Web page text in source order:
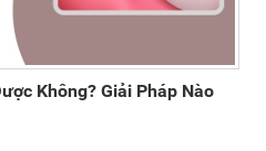
Không? Giải Pháp Nào